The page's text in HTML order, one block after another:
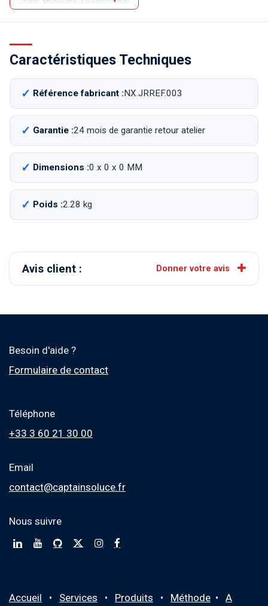
Caractéristiques Techniques
Référence fabricant :NX.JRREF.003
Garantie :24 mois de garantie retour atelier
Dimensions :0 x 0 x 0 MM
Poids :2.28 kg
Avis client : Donner votre avis
Besoin d'aide ?
Formulaire de contact
Téléphone
+33 3 60 21 30 00
Email
contact@captainsoluce.fr
Nous suivre
Accueil • Services • Produits • Méthode • A